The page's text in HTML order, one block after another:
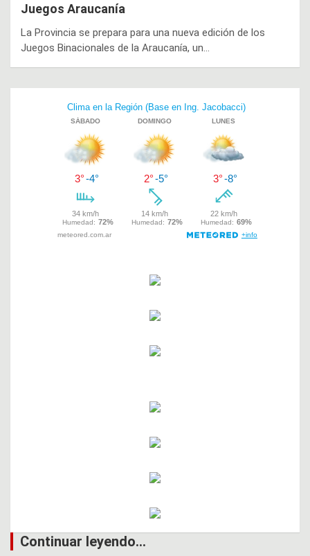
Juegos Araucanía
La Provincia se prepara para una nueva edición de los
Juegos Binacionales de la Araucanía, un…
Continuar leyendo...